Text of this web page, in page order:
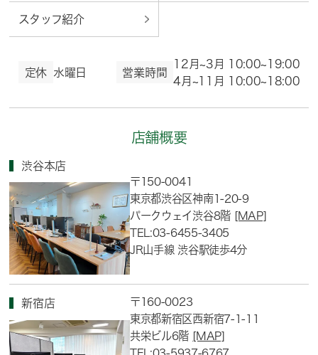
スタッフ紹介
定休 水曜日 営業時間
12月~3月 10:00~19:00
4月~11月 10:00~18:00
店舗概要
渋谷本店
〒150-0041
東京都渋谷区神南1-20-9
パークウェイ渋谷8階 [MAP]
TEL:03-6455-3405
JR山手線 渋谷駅徒歩4分
新宿店
〒160-0023
東京都新宿区西新宿7-1-11
共栄ビル6階 [MAP]